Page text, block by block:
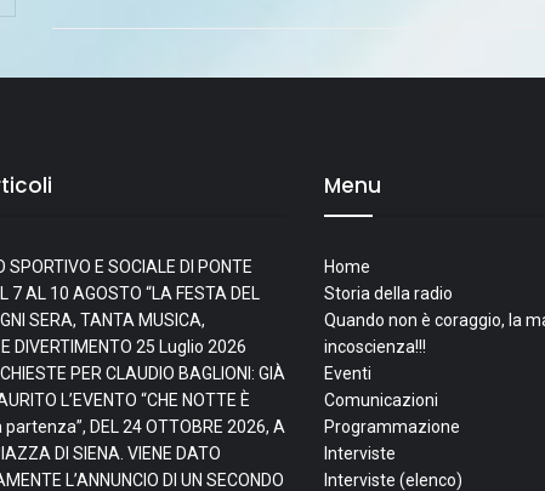
SPORTIVO E SOCIALE DI PONTE
7 AL 10 AGOSTO “LA FESTA DEL
SERA, TANTA MUSICA,
DIVERTIMENTO 25 Luglio 2026
PER CLAUDIO BAGLIONI: GIÀ
L’EVENTO “CHE NOTTE È
partenza”, DEL 24 OTTOBRE 2026, A
DI SIENA. VIENE DATO
L’ANNUNCIO DI UN SECONDO
Menu
Home
Storia della radio
Quando non è coraggio, la
incoscienza!!!
Eventi
Comunicazioni
Programmazione
Interviste
Interviste (elenco)